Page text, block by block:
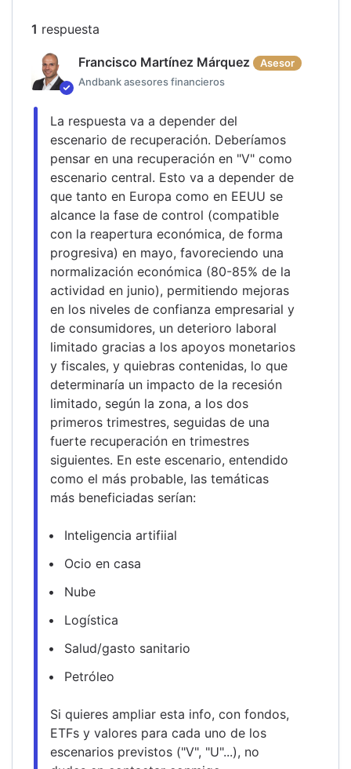
1 respuesta
Francisco Martínez Márquez
Asesor
Andbank asesores financieros
La respuesta va a depender del
escenario de recuperación. Deberíamos
pensar en una recuperación en "V" como
escenario central. Esto va a depender de
que tanto en Europa como en EEUU se
alcance la fase de control (compatible
con la reapertura económica, de forma
progresiva) en mayo, favoreciendo una
normalización económica (80-85% de la
actividad en junio), permitiendo mejoras
en los niveles de confianza empresarial y
de consumidores, un deterioro laboral
limitado gracias a los apoyos monetarios
y fiscales, y quiebras contenidas, lo que
determinaría un impacto de la recesión
limitado, según la zona, a los dos
primeros trimestres, seguidas de una
fuerte recuperación en trimestres
siguientes. En este escenario, entendido
como el más probable, las temáticas
más beneficiadas serían:
Inteligencia artifiial
Ocio en casa
Nube
Logística
Salud/gasto sanitario
Petróleo
Si quieres ampliar esta info, con fondos,
ETFs y valores para cada uno de los
escenarios previstos ("V", "U"...), no